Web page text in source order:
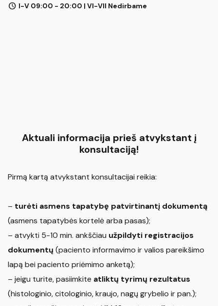
schedule I-V 09:00 - 20:00 | VI-VII Nedirbame
Aktuali informacija prieš atvykstant į
konsultaciją!
Pirmą kartą atvykstant konsultacijai reikia:
– turėti asmens tapatybę patvirtinantį dokumentą
(asmens tapatybės kortelė arba pasas);
– atvykti 5-10 min. ankščiau užpildyti registracijos
dokumentų (paciento informavimo ir valios pareikšimo
lapą bei paciento priėmimo anketą);
– jeigu turite, pasiimkite atliktų tyrimų rezultatus
(histologinio, citologinio, kraujo, nagų grybelio ir pan.);